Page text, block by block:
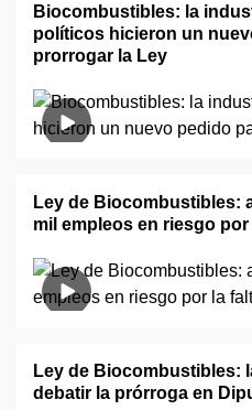
Biocombustibles: la
políticos hicieron un
prorrogar la Ley
Ley de Biocombustibles:
mil empleos en riesgo
Ley de Biocombustibles:
debatir la prórroga en